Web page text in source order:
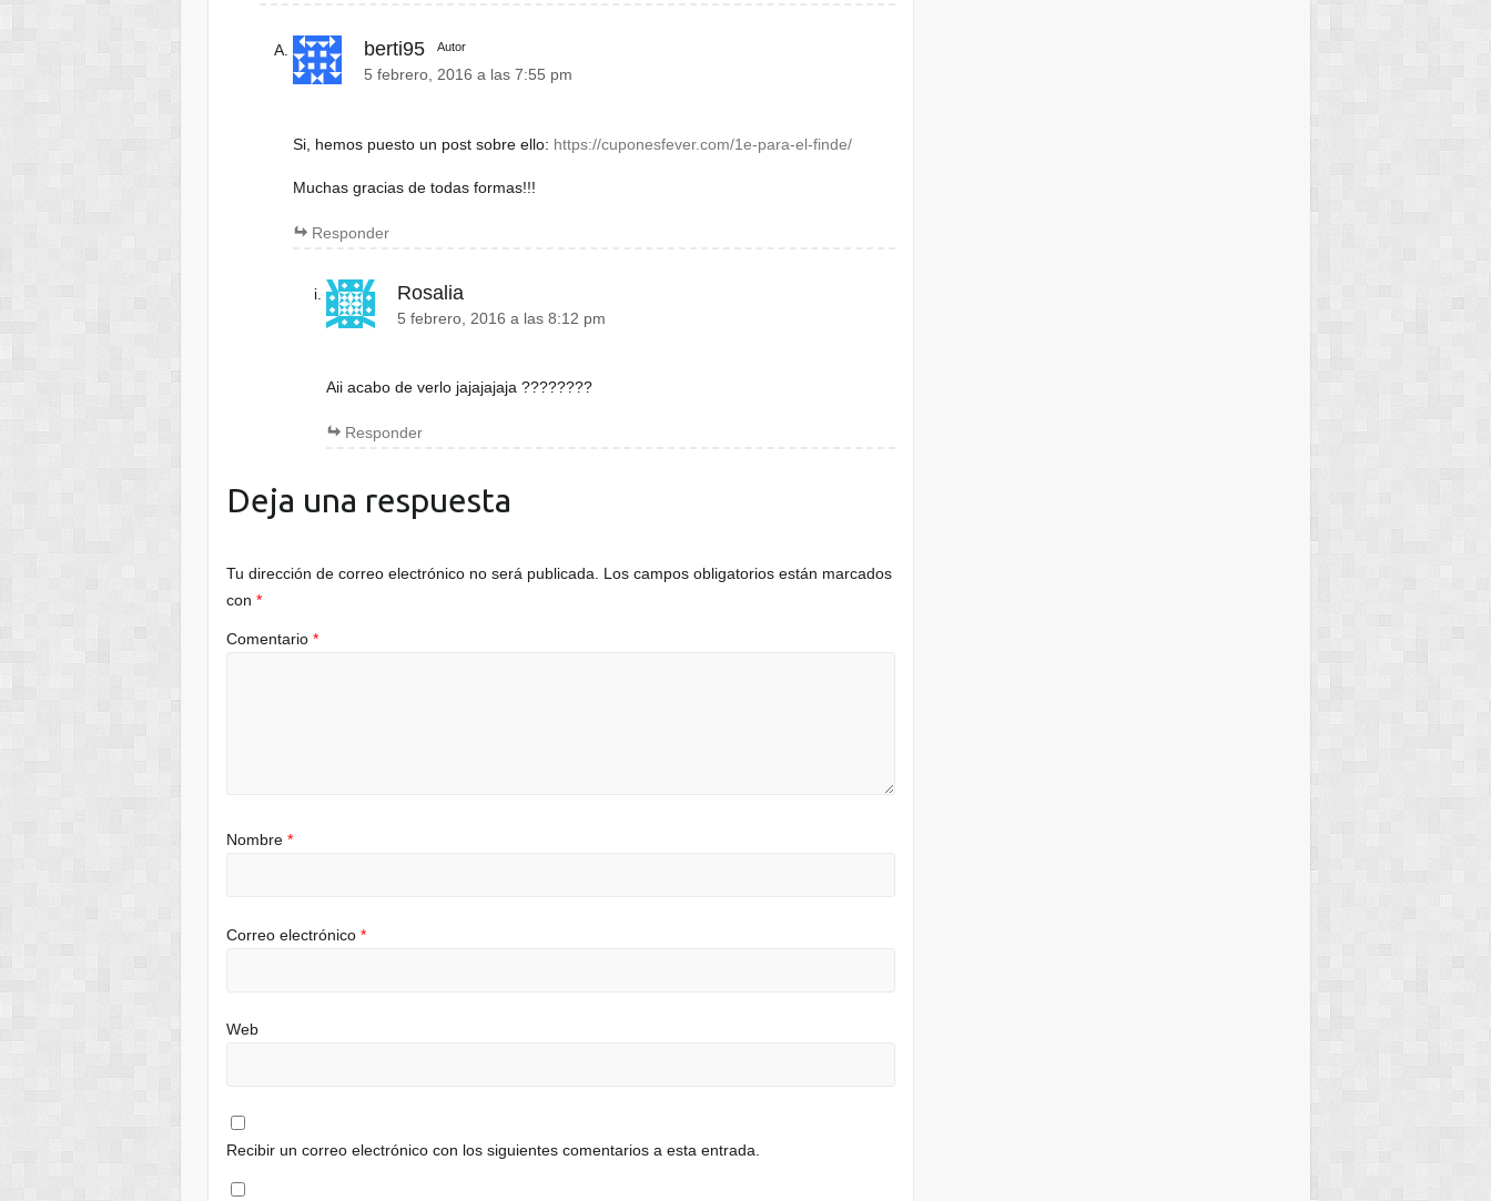
berti95 Autor
5 febrero, 2016 a las 7:55 pm
Si, hemos puesto un post sobre ello: https://cuponesfever.com/1e-para-el-finde/
Muchas gracias de todas formas!!!
Responder
Rosalia
5 febrero, 2016 a las 8:12 pm
Aii acabo de verlo jajajajaja ????????
Responder
Deja una respuesta
Tu dirección de correo electrónico no será publicada.
Los campos obligatorios están marcados
con*
Comentario*
Nombre*
Correo electrónico*
Web
Recibir un correo electrónico con los siguientes comentarios a esta entrada.